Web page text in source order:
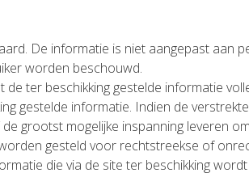
De informatie is niet aangepast aan
worden beschouwd.
ter beschikking gestelde informatie
gestelde informatie. Indien de
grootst mogelijke inspanning leveren
gesteld voor rechtstreekse of
die via de site ter beschikking